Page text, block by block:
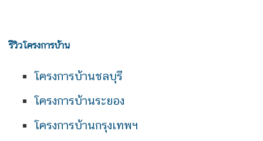
รีวิวโครงการบ้าน
โครงการบ้านชลบุรี
โครงการบ้านระยอง
โครงการบ้านกรุงเทพฯ